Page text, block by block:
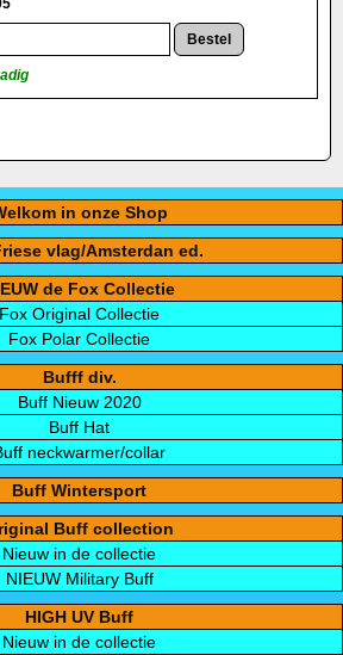
in onze Shop
vlag/Amsterdan ed.
de Fox Collectie
Fox Original Collectie
Fox Polar Collectie
Bufff div.
Buff Nieuw 2020
Buff Hat
neckwarmer/collar
Buff Wintersport
Buff collection
Nieuw in de collectie
NIEUW Military Buff
HIGH UV Buff
Nieuw in de collectie